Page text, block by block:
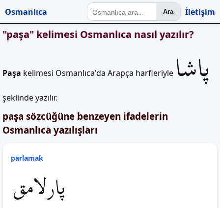
Osmanlıca Ara İletişim
"paşa" kelimesi Osmanlıca nasıl yazılır?
Paşa kelimesi Osmanlıca'da Arapça harfleriyle پاشا
şeklinde yazılır.
paşa sözcüğüne benzeyen ifadelerin
Osmanlıca yazılışları
parlamak
پارلامق